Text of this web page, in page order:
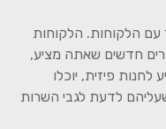
הלקוחות. הלקוחות
חדשים שאתה מציע,
לחנות פיזית, יוכלו
לדעת לגבי השרות